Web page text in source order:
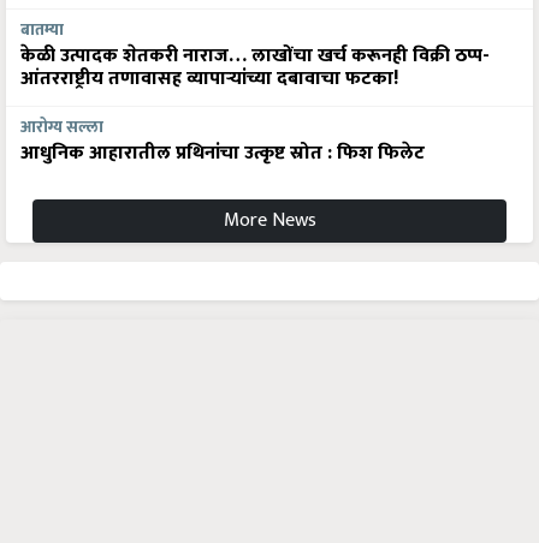
बातम्या
केळी उत्पादक शेतकरी नाराज… लाखोंचा खर्च करूनही विक्री ठप्प-
आंतरराष्ट्रीय तणावासह व्यापाऱ्यांच्या दबावाचा फटका!
आरोग्य सल्ला
आधुनिक आहारातील प्रथिनांचा उत्कृष्ट स्रोत : फिश फिलेट
More News